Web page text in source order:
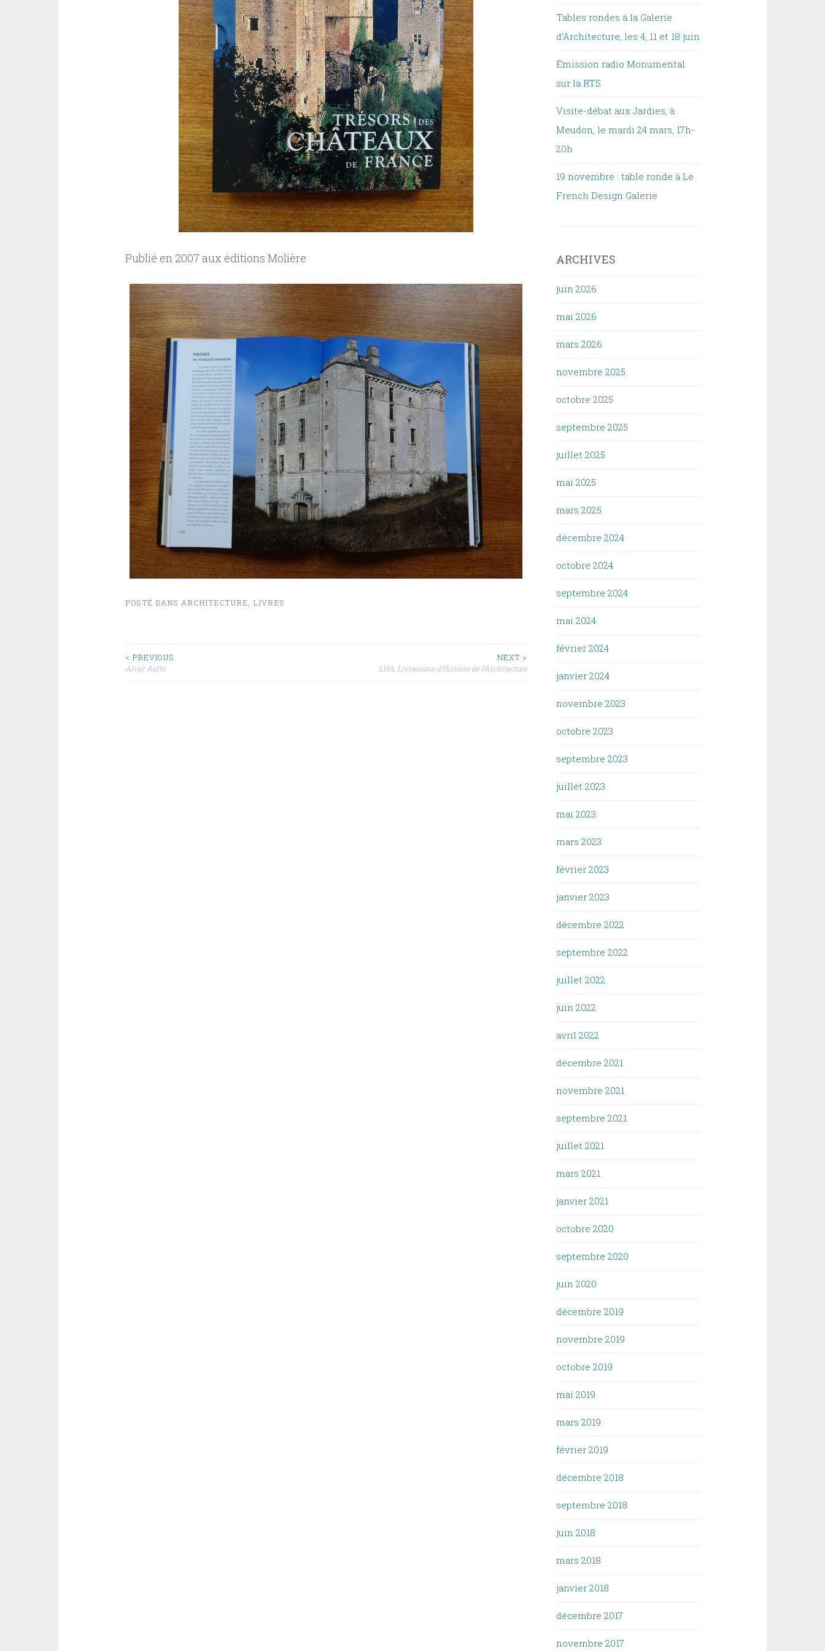
Publié en 2007 aux éditions Molière
POSTÉ DANS ARCHITECTURE LIVRES
NAVIGATION
< PREVIOUS
Alvar Aalto
NEXT >
LHA, Livraisons d’Histoire de l’Architecture
Tables rondes à la Galerie
d’Architecture, les 4, 11 et 18 juin
Émission radio Monumental
sur la RTS
Visite-débat aux Jardies, à
Meudon, le mardi 24 mars, 17h-
20h
19 novembre : table ronde à Le
French Design Galerie
ARCHIVES
juin 2026
mai 2026
mars 2026
novembre 2025
octobre 2025
septembre 2025
juillet 2025
mai 2025
mars 2025
décembre 2024
octobre 2024
septembre 2024
mai 2024
février 2024
janvier 2024
novembre 2023
octobre 2023
septembre 2023
juillet 2023
mai 2023
mars 2023
février 2023
janvier 2023
décembre 2022
septembre 2022
juillet 2022
juin 2022
avril 2022
décembre 2021
novembre 2021
septembre 2021
juillet 2021
mars 2021
janvier 2021
octobre 2020
septembre 2020
juin 2020
décembre 2019
novembre 2019
octobre 2019
mai 2019
mars 2019
février 2019
décembre 2018
septembre 2018
juin 2018
mars 2018
janvier 2018
décembre 2017
novembre 2017